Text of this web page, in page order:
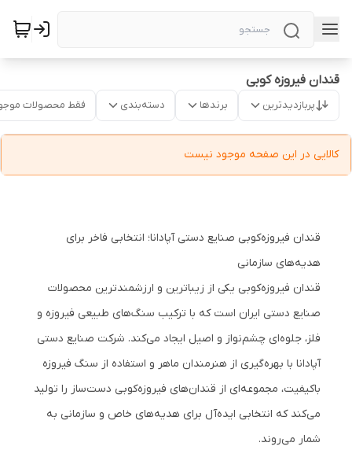
قندان فیروزه کوبی
پربازدیدترین برندها دسته‌بندی فقط محصولات
کالایی در این صفحه موجود نیست
قندان فیروزه‌کوبی صنایع دستی آپادانا؛ انتخابی فاخر برای
هدیه‌های سازمانی
قندان فیروزه‌کوبی یکی از زیباترین و ارزشمندترین محصولات
صنایع دستی ایران است که با ترکیب سنگ‌های طبیعی فیروزه و
فلز، جلوه‌ای چشم‌نواز و اصیل ایجاد می‌کند. شرکت صنایع دستی
آپادانا با بهره‌گیری از هنرمندان ماهر و استفاده از سنگ فیروزه
باکیفیت، مجموعه‌ای از قندان‌های فیروزه‌کوبی دست‌ساز را تولید
می‌کند که انتخابی ایده‌آل برای هدیه‌های خاص و سازمانی به
شمار می‌روند.